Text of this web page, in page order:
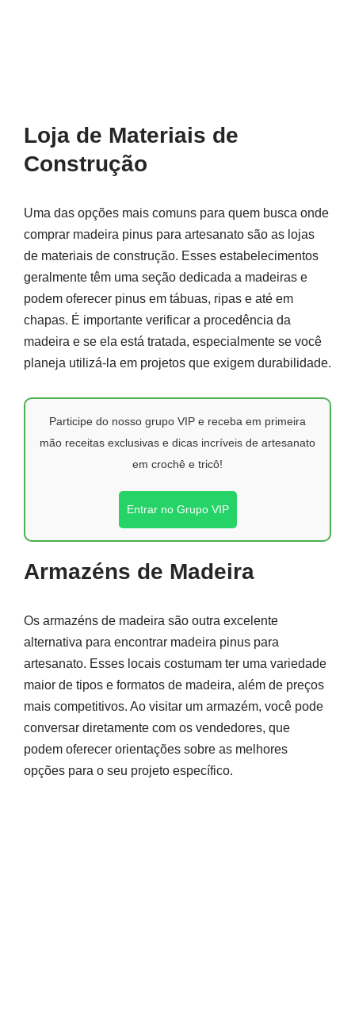
Loja de Materiais de
Construção
Uma das opções mais comuns para quem busca onde
comprar madeira pinus para artesanato são as lojas
de materiais de construção. Esses estabelecimentos
geralmente têm uma seção dedicada a madeiras e
podem oferecer pinus em tábuas, ripas e até em
chapas. É importante verificar a procedência da
madeira e se ela está tratada, especialmente se você
planeja utilizá-la em projetos que exigem durabilidade.
Participe do nosso grupo VIP e receba em primeira
mão receitas exclusivas e dicas incríveis de artesanato
em crochê e tricô!
Entrar no Grupo VIP
Armazéns de Madeira
Os armazéns de madeira são outra excelente
alternativa para encontrar madeira pinus para
artesanato. Esses locais costumam ter uma variedade
maior de tipos e formatos de madeira, além de preços
mais competitivos. Ao visitar um armazém, você pode
conversar diretamente com os vendedores, que
podem oferecer orientações sobre as melhores
opções para o seu projeto específico.